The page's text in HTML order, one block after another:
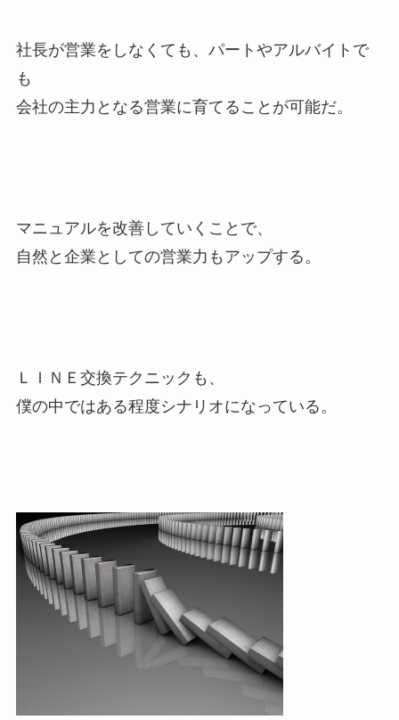
社長が営業をしなくても、パートやアルバイトで
も
会社の主力となる営業に育てることが可能だ。
マニュアルを改善していくことで、
自然と企業としての営業力もアップする。
ＬＩＮＥ交換テクニックも、
僕の中ではある程度シナリオになっている。